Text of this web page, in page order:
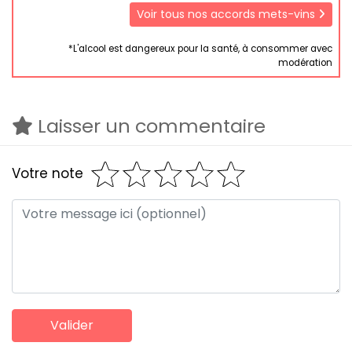
Voir tous nos accords mets-vins
*L'alcool est dangereux pour la santé, à consommer avec
modération
Laisser un commentaire
Votre note